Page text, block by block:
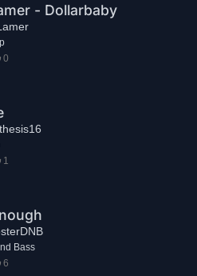
- Dollarbaby
0
1
Bass
6